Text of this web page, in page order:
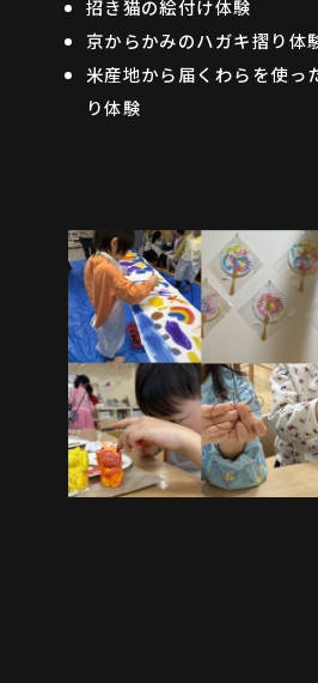
招き猫の絵付け体験
京からかみのハガキ摺り体
米産地から届くわらを使っ
り体験